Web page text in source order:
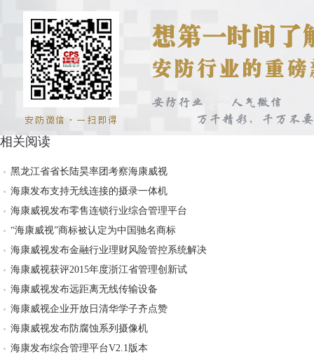
相关阅读
黑龙江省省长陆昊率团考察海康威视
海康发布支持无线连接的摄录一体机
海康威视发布零售连锁行业综合管理平台
“海康威视”商标被认定为中国驰名商标
海康威视发布金融行业理财风险管控系统解决
海康威视获评2015年度浙江省管理创新试
海康威视发布远距离无线传输设备
海康威视企业开放日清华学子齐点赞
海康威视发布防腐蚀系列摄像机
海康发布综合管理平台V2.1版本